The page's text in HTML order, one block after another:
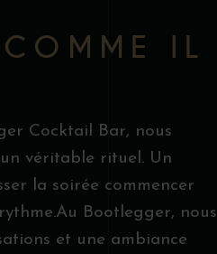
IL
Cocktail Bar, nous
un véritable rituel. Un
la soirée commencer
Bootlegger, nous
et une ambiance